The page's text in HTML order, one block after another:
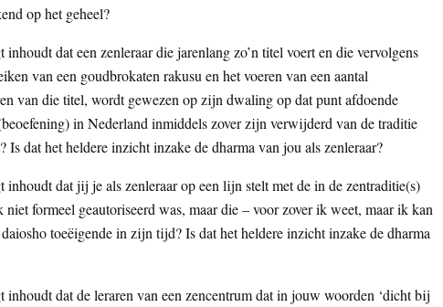
op het geheel?
dat een zenleraar die jarenlang zo’n titel voert en die vervolgens
van een goudbrokaten rakusu en het voeren van een aantal
van die titel, wordt gewezen op zijn dwaling op dat punt afdoende
in Nederland inmiddels zover zijn verwijderd van de traditie
dat het heldere inzicht inzake de dharma van jou als zenleraar?
dat jij je als zenleraar op een lijn stelt met de in de zentraditie(s)
formeel geautoriseerd was, maar die – voor zover ik weet, maar ik kan
toeëigende in zijn tijd? Is dat het heldere inzicht inzake de dharma
dat de leraren van een zencentrum dat in jouw woorden ‘dicht bij